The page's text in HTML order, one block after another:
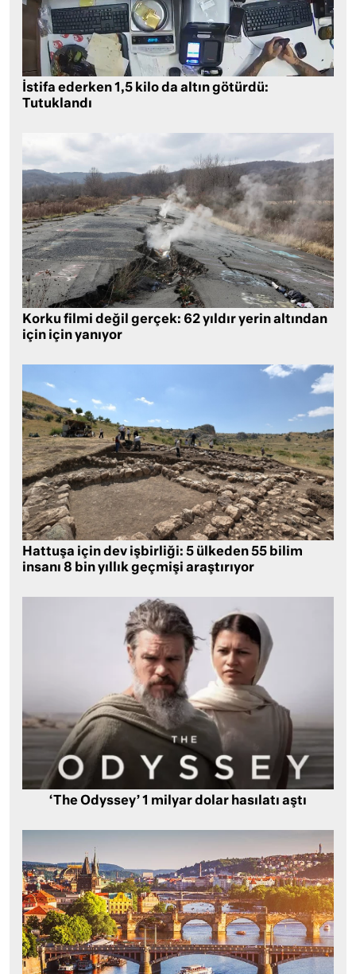
İstifa ederken 1,5 kilo da altın götürdü:
Tutuklandı
Korku filmi değil gerçek: 62 yıldır yerin altından
için için yanıyor
Hattuşa için dev işbirliği: 5 ülkeden 55 bilim
insanı 8 bin yıllık geçmişi araştırıyor
‘The Odyssey’ 1 milyar dolar hasılatı aştı